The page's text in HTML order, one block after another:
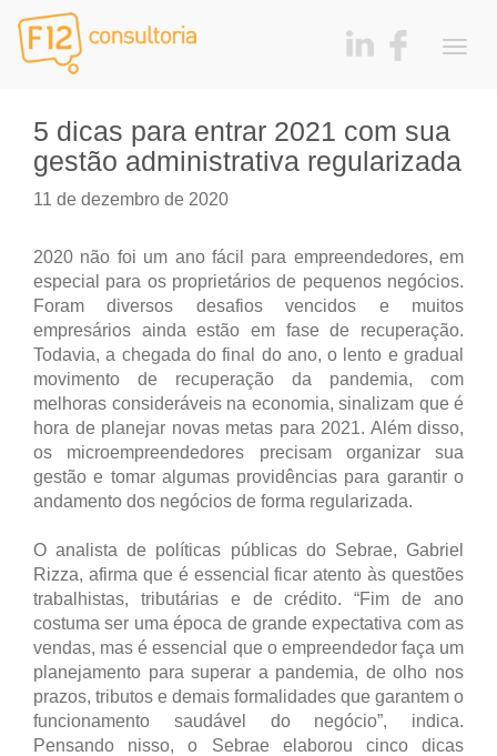
5 dicas para entrar 2021 com sua
gestão administrativa regularizada
11 de dezembro de 2020
2020 não foi um ano fácil para empreendedores, em
especial para os proprietários de pequenos negócios.
Foram diversos desafios vencidos e muitos
empresários ainda estão em fase de recuperação.
Todavia, a chegada do final do ano, o lento e gradual
movimento de recuperação da pandemia, com
melhoras consideráveis na economia, sinalizam que é
hora de planejar novas metas para 2021. Além disso,
os microempreendedores precisam organizar sua
gestão e tomar algumas providências para garantir o
andamento dos negócios de forma regularizada.
O analista de políticas públicas do Sebrae, Gabriel
Rizza, afirma que é essencial ficar atento às questões
trabalhistas, tributárias e de crédito. “Fim de ano
costuma ser uma época de grande expectativa com as
vendas, mas é essencial que o empreendedor faça um
planejamento para superar a pandemia, de olho nos
prazos, tributos e demais formalidades que garantem o
funcionamento saudável do negócio”, indica.
Pensando nisso, o Sebrae elaborou cinco dicas